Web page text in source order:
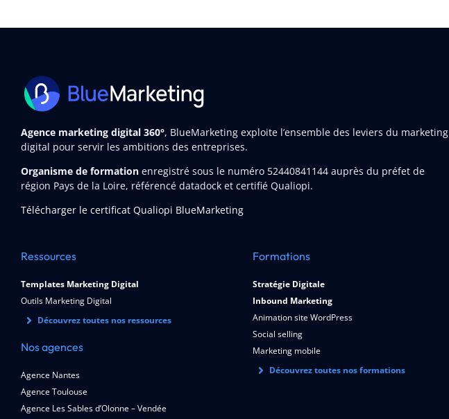
Agence marketing digital 360°, BlueMarketing exploite l’ensemble des leviers du marketing
digital pour servir les ambitions des entreprises.
Organisme de formation enregistré sous le numéro 52440841144auprès du préfet de
région Pays de la Loire, référencé datadock et certifié Qualiopi.
Télécharger le certificat Qualiopi BlueMarketing
Ressources
Templates Marketing Digital
Outils Marketing Digital
Découvrez toutes nos ressources
Nos agences
Agence Nantes
Agence Toulouse
Agence Les Sables d’Olonne – Vendée
Formations
Stratégie Digitale
Inbound Marketing
Animation site WordPress
Social selling
Marketing mobile
Découvrez toutes nos formations